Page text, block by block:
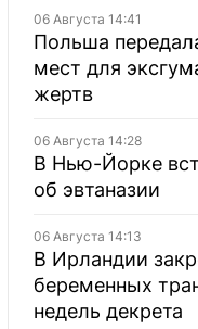
06 Августа 14:41
Польша
мест для
жертв
06 Августа 14:28
В Нью-Йорке
об эвтаназии
06 Августа 14:13
В Ирландии
беременных
недель декрета